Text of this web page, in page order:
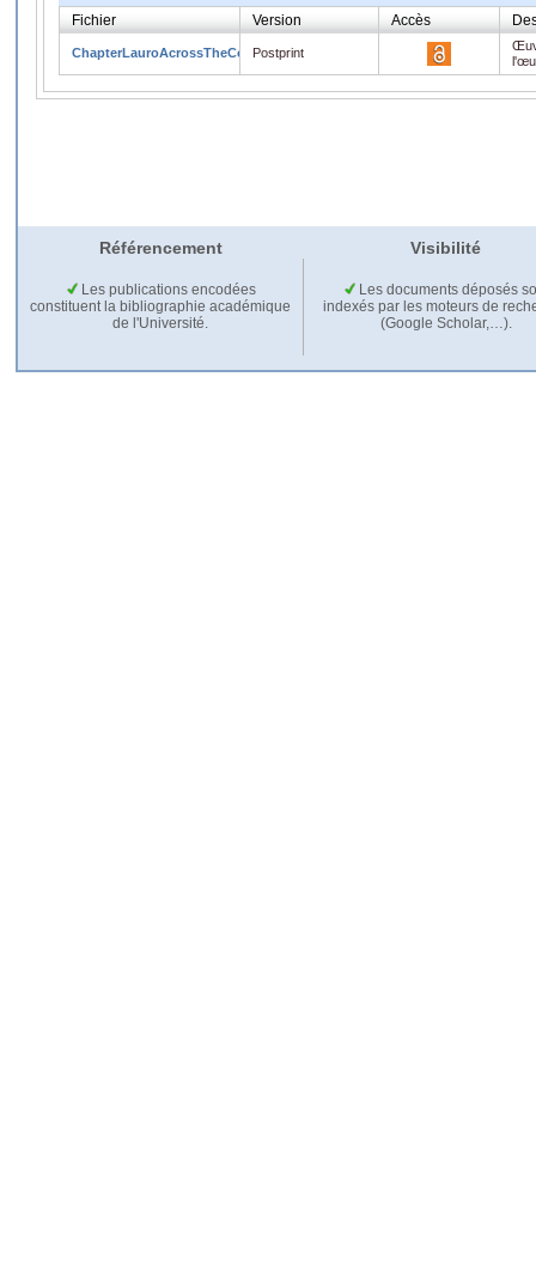
Fichier Version Accès
ChapterLauroAcrossTheCopperbelt.pdf
Postprint
Référencement Visibilité
Les publications encodées
constituent la bibliographie académique
de l'Université.
Les documents déposés
indexés par les moteurs de
(Google Scholar,…).